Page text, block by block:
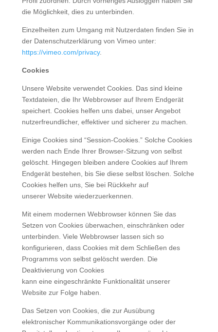
die Möglichkeit, dies zu unterbinden.
Einzelheiten zum Umgang mit Nutzerdaten finden Sie in
der Datenschutzerklärung von Vimeo unter:
https://vimeo.com/privacy.
Cookies
Unsere Website verwendet Cookies. Das sind kleine
Textdateien, die Ihr Webbrowser auf Ihrem Endgerät
speichert. Cookies helfen uns dabei, unser Angebot
nutzerfreundlicher, effektiver und sicherer zu machen.
Einige Cookies sind “Session-Cookies.” Solche Cookies
werden nach Ende Ihrer Browser-Sitzung von selbst
gelöscht. Hingegen bleiben andere Cookies auf Ihrem
Endgerät bestehen, bis Sie diese selbst löschen. Solche
Cookies helfen uns, Sie bei Rückkehr auf
unserer Website wiederzuerkennen.
Mit einem modernen Webbrowser können Sie das
Setzen von Cookies überwachen, einschränken oder
unterbinden. Viele Webbrowser lassen sich so
konfigurieren, dass Cookies mit dem Schließen des
Programms von selbst gelöscht werden. Die
Deaktivierung von Cookies
kann eine eingeschränkte Funktionalität unserer
Website zur Folge haben.
Das Setzen von Cookies, die zur Ausübung
elektronischer Kommunikationsvorgänge oder der